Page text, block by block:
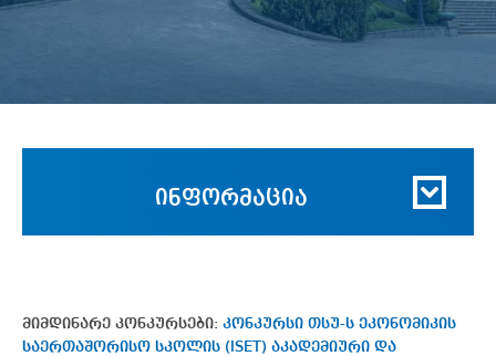
ინფორმაცია
მიმდინარე კონკურსები: კონკურსი თსუ-ს ეკონომიკის
საერთაშორისო სკოლის (ISET) აკადემიური და